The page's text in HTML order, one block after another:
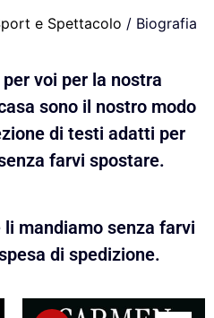
e Spettacolo / Biografia
voi per la nostra
sono il nostro modo
di testi adatti per
farvi spostare.
mandiamo senza farvi
di spedizione.